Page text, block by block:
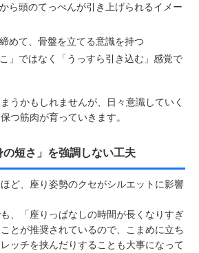
ら頭のてっぺんが引き上げられるイメー
めて、骨盤を立てる意識を持つ
」ではなく「うっすら引き込む」感覚で
うかもしれませんが、日々意識していく
つ筋肉が育っていきます。
短さ」を強調しない工夫
ど、座り姿勢のクセがシルエットに影響
、「座りっぱなしの時間が長くなりすぎ
とが推奨されているので、こまめに立ち
ッチを挟んだりすることも大事になって